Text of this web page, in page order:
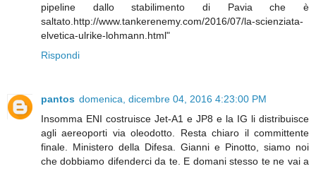
pipeline dallo stabilimento di Pavia che è
saltato.http://www.tankerenemy.com/2016/07/la-scienziata-
elvetica-ulrike-lohmann.html "
Rispondi
pantos domenica, dicembre 04, 2016 4:23:00 PM
Insomma ENI costruisce Jet-A1 e JP8 e la IG li distribuisce
agli aereoporti via oleodotto. Resta chiaro il committente
finale. Ministero della Difesa. Gianni e Pinotto, siamo noi
che dobbiamo difenderci da te. E domani stesso te ne vai a